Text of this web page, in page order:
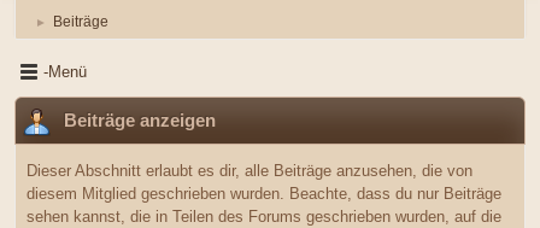
► Beiträge
-Menü
Beiträge anzeigen
Dieser Abschnitt erlaubt es dir, alle Beiträge anzusehen, die von
diesem Mitglied geschrieben wurden. Beachte, dass du nur Beiträge
sehen kannst, die in Teilen des Forums geschrieben wurden, auf die